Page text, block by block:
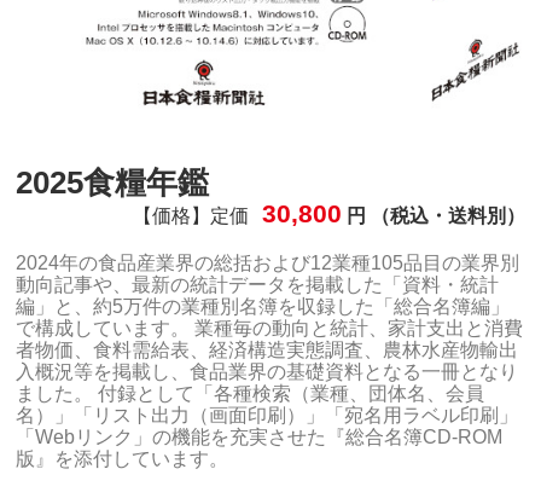
2025食糧年鑑
【価格】定価 30,800 円 （税込・送料別）
2024年の食品産業界の総括および12業種105品目の業界別
動向記事や、最新の統計データを掲載した「資料・統計
編」と、約5万件の業種別名簿を収録した「総合名簿編」
で構成しています。 業種毎の動向と統計、家計支出と消費
者物価、食料需給表、経済構造実態調査、農林水産物輸出
入概況等を掲載し、食品業界の基礎資料となる一冊となり
ました。 付録として「各種検索（業種、団体名、会員
名）」「リスト出力（画面印刷）」「宛名用ラベル印刷」
「Webリンク」の機能を充実させた『総合名簿CD-ROM
版』を添付しています。